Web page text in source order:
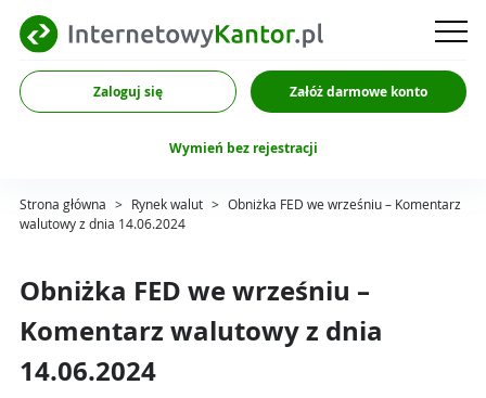
Zaloguj się Załóż darmowe konto
Wymień bez rejestracji
Strona główna > Rynek walut > Obniżka FED we wrześniu – Komentarz
walutowy z dnia 14.06.2024
Obniżka FED we wrześniu –
Komentarz walutowy z dnia
14.06.2024